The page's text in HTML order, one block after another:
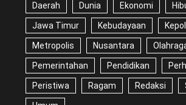
Daerah Dunia Ekonomi
Jawa Timur Kebudayaan
Metropolis Nusantara
Pemerintahan Pendidikan
Peristiwa Ragam Redaksi